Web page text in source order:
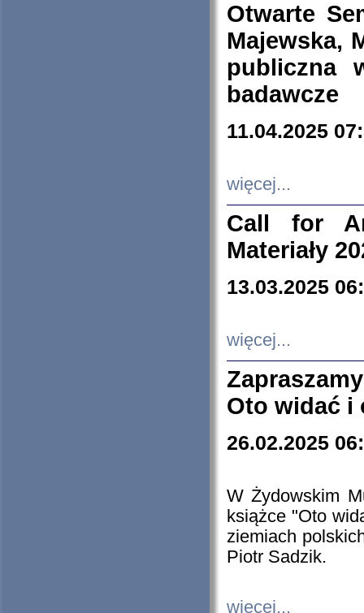
Otwarte
Majewska,
publiczna
badawcze
11.04.2025
więcej...
Call for
Materiały
13.03.2025
więcej...
Oto widać i
26.02.2025
W Żydowskim
książce "Oto
ziemiach
Piotr Sadzik.
więcej...